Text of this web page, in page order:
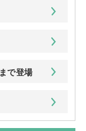
で登場